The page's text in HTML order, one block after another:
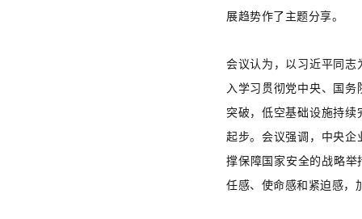
展趋势作了主题分享。
会议认为，以习近平同
入学习贯彻党中央、国
突破，低空基础设施持
起步。会议强调，中央
撑保障国家安全的战略
任感、使命感和紧迫感，